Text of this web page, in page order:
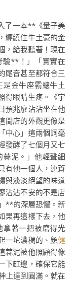
纏繞住牛土豪的金
，給我聽著！現在
驗**！」「實實在
尾音甚至都符合三
金牛座霸總牛土
得眼睛生疼。《宇
預兆廖沾沾坐在他
間店的外觀更像是
中心」這兩個詞毫
發酵了七個月又七
泥。」他輕聲細
有他一個人，連蒼
與淡淡絕望的味道
沾沾不安的不是店
**的深層恐懼。新
果再這樣下去，他
拿著一把被磨得光
一坨濃稠的、顏健
蒜泥被他照顧得像
下缸邊，確保它能
上達到圓滿。就在